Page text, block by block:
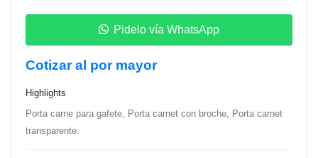
con
Broche
Pidelo vía WhatsApp
Cotizar al por mayor
Highlights
Porta carne para gafete, Porta carnet con broche, Porta carnet
transparente.